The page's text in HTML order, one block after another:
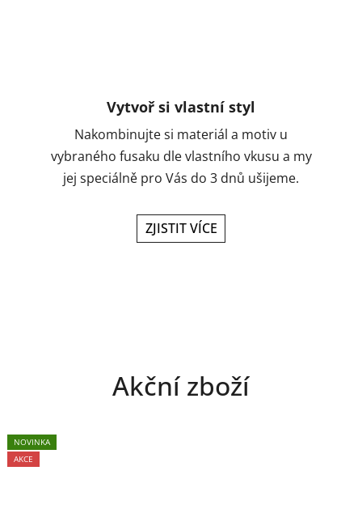
Vytvoř si vlastní styl
Nakombinujte si materiál a motiv u
vybraného fusaku dle vlastního vkusu a my
jej speciálně pro Vás do 3 dnů ušijeme.
ZJISTIT VÍCE
Akční zboží
NOVINKA
AKCE